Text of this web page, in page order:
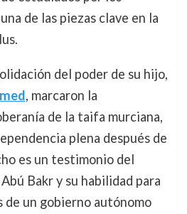
de las piezas clave en la
del poder de su hijo,
, marcaron la
de la taifa murciana,
plena después de
es un testimonio del
Bakr y su habilidad para
de un gobierno autónomo